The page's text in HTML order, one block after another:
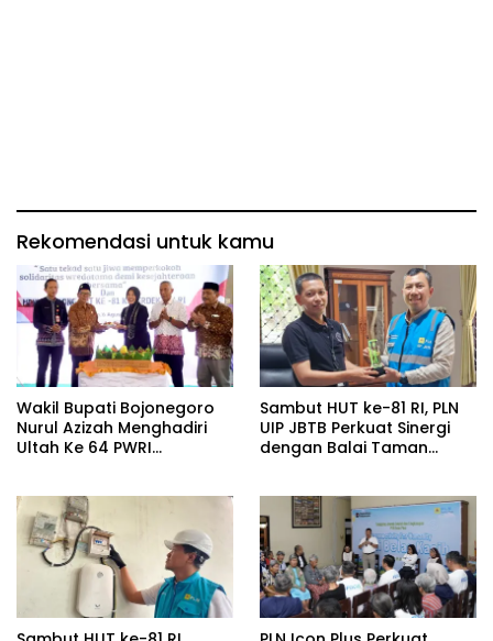
Rekomendasi untuk kamu
Wakil Bupati Bojonegoro
Nurul Azizah Menghadiri
Ultah Ke 64 PWRI
Sambut HUT ke-81 RI, PLN
UIP JBTB Perkuat Sinergi
dengan Balai Taman
SUTET 500 kV Paiton–
Watudodol/Kalipuro